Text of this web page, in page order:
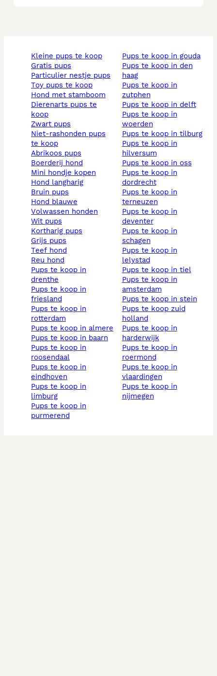
kleine pups te koop
gratis pups
particulier nestje pups
toy pups te koop
hond met stamboom
dierenarts pups te
koop
zwart pups
niet-rashonden pups
te koop
abrikoos pups
boerderij hond
mini hondje kopen
hond langharig
bruin pups
hond blauwe
volwassen honden
wit pups
kortharig pups
grijs pups
teef hond
reu hond
pups te koop in
drenthe
pups te koop in
friesland
pups te koop in
rotterdam
pups te koop in almere
pups te koop in baarn
pups te koop in
roosendaal
pups te koop in
eindhoven
pups te koop in
limburg
pups te koop in
purmerend
pups te koop in gouda
pups te koop in den
haag
pups te koop in
zutphen
pups te koop in delft
pups te koop in
woerden
pups te koop in tilburg
pups te koop in
hilversum
pups te koop in oss
pups te koop in
dordrecht
pups te koop in
terneuzen
pups te koop in
deventer
pups te koop in
schagen
pups te koop in
lelystad
pups te koop in tiel
pups te koop in
amsterdam
pups te koop in stein
pups te koop zuid
holland
pups te koop in
harderwijk
pups te koop in
roermond
pups te koop in
vlaardingen
pups te koop in
nijmegen